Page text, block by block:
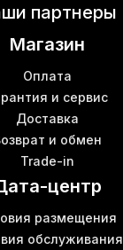
фермы
Киев
партнеры
Магазин
Оплата
и сервис
Доставка
и обмен
Trade-in
центр
размещения
обслуживания